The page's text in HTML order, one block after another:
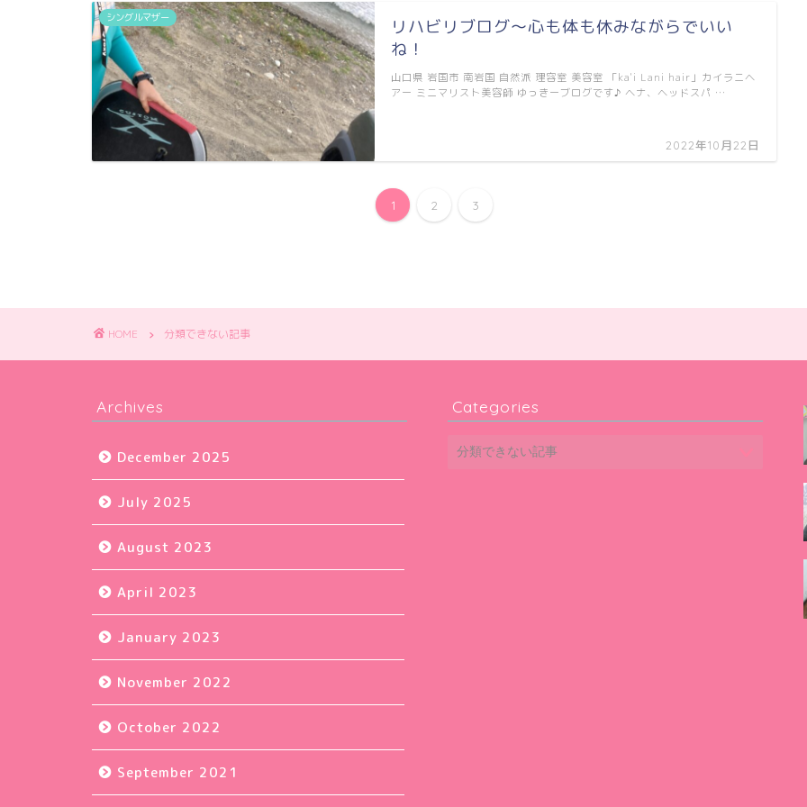
シングルマザー
リハビリブログ〜心も体も休みながらでいい
ね！
2022年10月22日
山口県 岩国市 南岩国 自然派 理容室 美容室 「ka'i Lani hair」カイラニヘ
アー ミニマリスト美容師 ゆっきーブログです♪ ヘナ、ヘッドスパ …
1 2 3
HOME 分類できない記事
Archives
December 2025
July 2025
August 2023
April 2023
January 2023
November 2022
October 2022
September 2021
Categories